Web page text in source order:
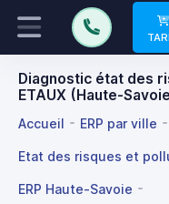
Diagnostic état des
ETAUX (Haute-
Accueil ERP par ville
Etat des risques et
ERP Haute-Savoie